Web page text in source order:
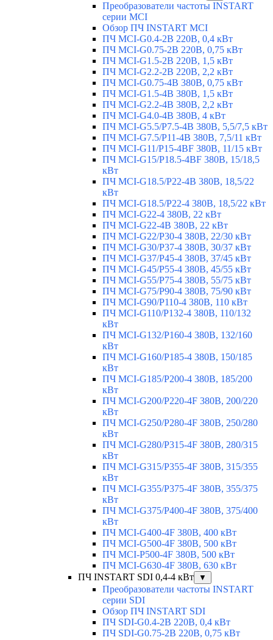
Преобразователи частоты INSTART
серии MCI
Обзор ПЧ INSTART MCI
ПЧ MCI-G0.4-2B 220В, 0,4 кВт
ПЧ MCI-G0.75-2B 220В, 0,75 кВт
ПЧ MCI-G1.5-2B 220В, 1,5 кВт
ПЧ MCI-G2.2-2B 220В, 2,2 кВт
ПЧ MCI-G0.75-4B 380В, 0,75 кВт
ПЧ MCI-G1.5-4B 380В, 1,5 кВт
ПЧ MCI-G2.2-4B 380В, 2,2 кВт
ПЧ MCI-G4.0-4B 380В, 4 кВт
ПЧ MCI-G5.5/Р7.5-4B 380В, 5,5/7,5 кВт
ПЧ MCI-G7.5/P11-4B 380В, 7,5/11 кВт
ПЧ MCI-G11/P15-4BF 380В, 11/15 кВт
ПЧ MCI-G15/P18.5-4BF 380В, 15/18,5
кВт
ПЧ MCI-G18.5/P22-4B 380В, 18,5/22
кВт
ПЧ MCI-G18.5/P22-4 380В, 18,5/22 кВт
ПЧ MCI-G22-4 380В, 22 кВт
ПЧ MCI-G22-4B 380В, 22 кВт
ПЧ MCI-G22/P30-4 380В, 22/30 кВт
ПЧ MCI-G30/P37-4 380В, 30/37 кВт
ПЧ MCI-G37/P45-4 380В, 37/45 кВт
ПЧ MCI-G45/P55-4 380В, 45/55 кВт
ПЧ MCI-G55/P75-4 380В, 55/75 кВт
ПЧ MCI-G75/P90-4 380В, 75/90 кВт
ПЧ MCI-G90/P110-4 380В, 110 кВт
ПЧ MCI-G110/P132-4 380В, 110/132
кВт
ПЧ MCI-G132/P160-4 380В, 132/160
кВт
ПЧ MCI-G160/P185-4 380В, 150/185
кВт
ПЧ MCI-G185/P200-4 380В, 185/200
кВт
ПЧ MCI-G200/P220-4F 380В, 200/220
кВт
ПЧ MCI-G250/P280-4F 380В, 250/280
кВт
ПЧ MCI-G280/P315-4F 380В, 280/315
кВт
ПЧ MCI-G315/P355-4F 380В, 315/355
кВт
ПЧ MCI-G355/P375-4F 380В, 355/375
кВт
ПЧ MCI-G375/P400-4F 380В, 375/400
кВт
ПЧ MCI-G400-4F 380В, 400 кВт
ПЧ MCI-G500-4F 380В, 500 кВт
ПЧ MCI-P500-4F 380В, 500 кВт
ПЧ MCI-G630-4F 380В, 630 кВт
ПЧ INSTART SDI 0,4-4 кВт
▼
Преобразователи частоты INSTART
серии SDI
Обзор ПЧ INSTART SDI
ПЧ SDI-G0.4-2B 220В, 0,4 кВт
ПЧ SDI-G0.75-2B 220В, 0,75 кВт